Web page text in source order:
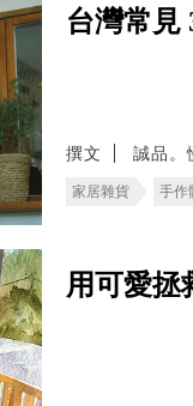
台灣常見
撰文 誠品。
家居雜貨 手作
用可愛拯